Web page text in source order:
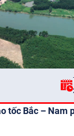
tốc Bắc – Nam